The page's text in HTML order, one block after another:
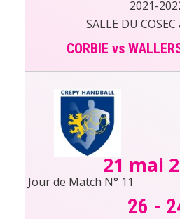
2021-
SALLE DU COSEC
CORBIE vs
21 mai
Jour de Match N° 11
26 -